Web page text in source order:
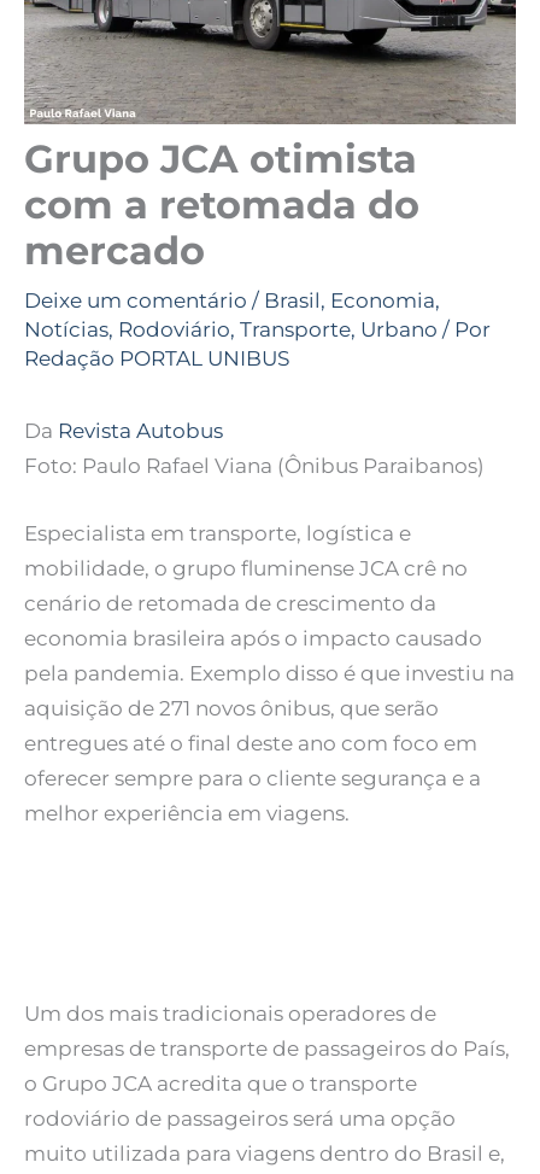
Grupo JCA otimista
com a retomada do
mercado
Deixe um comentário / Brasil, Economia,
Notícias, Rodoviário, Transporte, Urbano / Por
Redação PORTAL UNIBUS
Da Revista Autobus
Foto: Paulo Rafael Viana (Ônibus Paraibanos)
Especialista em transporte, logística e
mobilidade, o grupo fluminense JCA crê no
cenário de retomada de crescimento da
economia brasileira após o impacto causado
pela pandemia. Exemplo disso é que investiu na
aquisição de 271 novos ônibus, que serão
entregues até o final deste ano com foco em
oferecer sempre para o cliente segurança e a
melhor experiência em viagens.
Um dos mais tradicionais operadores de
empresas de transporte de passageiros do País,
o Grupo JCA acredita que o transporte
rodoviário de passageiros será uma opção
muito utilizada para viagens dentro do Brasil e,